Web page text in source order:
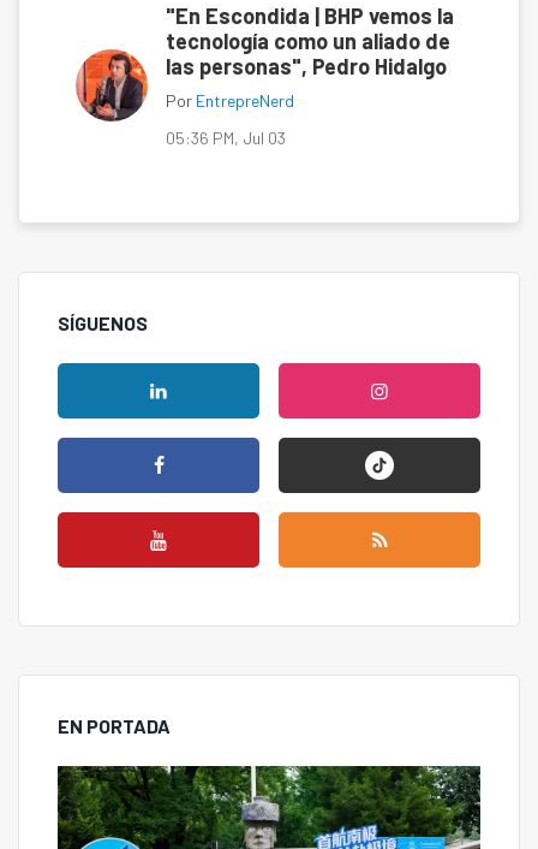
"En Escondida | BHP vemos la
tecnología como un aliado de
las personas", Pedro Hidalgo
Por EntrepreNerd
05:36 PM, Jul 03
SÍGUENOS
EN PORTADA